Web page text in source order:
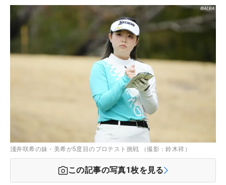
淺井咲希の妹・美希が5度目のプロテスト挑戦 （撮影：鈴木祥）
この記事の写真1枚を見る